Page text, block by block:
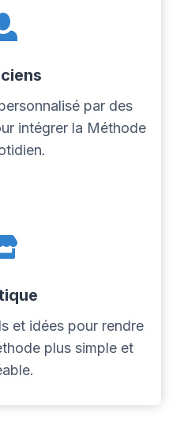
par des
intégrer la Méthode
et idées pour rendre
plus simple et